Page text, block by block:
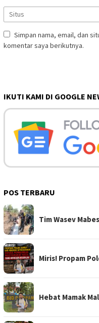
Simpan nama, email, dan
komentar saya berikutnya.
IKUTI KAMI DI GOOGLE
POS TERBARU
Tim Wasev
Miris! Propam
Hebat Mamak